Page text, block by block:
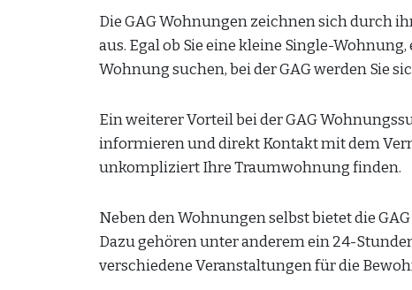
Die GAG Wohnungen zeichnen sich durch
aus. Egal ob Sie eine kleine Single-
Wohnung suchen, bei der GAG werden Sie
Ein weiterer Vorteil bei der GAG
informieren und direkt Kontakt mit dem
unkompliziert Ihre Traumwohnung finden.
Neben den Wohnungen selbst bietet die
Dazu gehören unter anderem ein 24-
verschiedene Veranstaltungen für die